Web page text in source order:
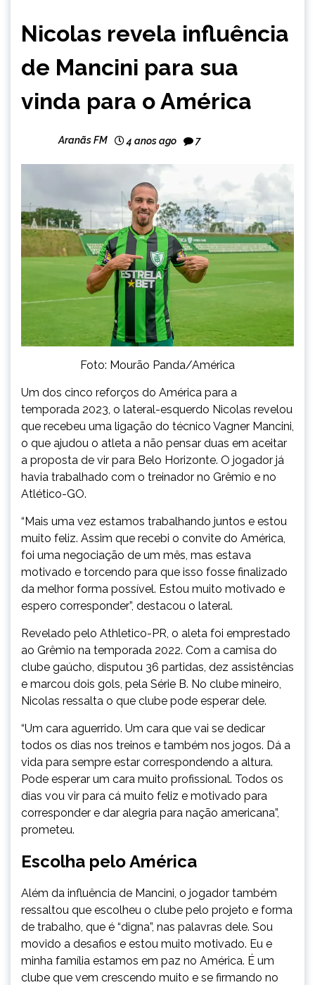
Nicolas revela influência
de Mancini para sua
vinda para o América
Aranãs FM 4 anos ago 7
Foto: Mourão Panda/América
Um dos cinco reforços do América para a
temporada 2023, o lateral-esquerdo Nicolas revelou
que recebeu uma ligação do técnico Vagner Mancini,
o que ajudou o atleta a não pensar duas em aceitar
a proposta de vir para Belo Horizonte. O jogador já
havia trabalhado com o treinador no Grêmio e no
Atlético-GO.
“Mais uma vez estamos trabalhando juntos e estou
muito feliz. Assim que recebi o convite do América,
foi uma negociação de um mês, mas estava
motivado e torcendo para que isso fosse finalizado
da melhor forma possível. Estou muito motivado e
espero corresponder”, destacou o lateral.
Revelado pelo Athletico-PR, o aleta foi emprestado
ao Grêmio na temporada 2022. Com a camisa do
clube gaúcho, disputou 36 partidas, dez assistências
e marcou dois gols, pela Série B. No clube mineiro,
Nicolas ressalta o que clube pode esperar dele.
“Um cara aguerrido. Um cara que vai se dedicar
todos os dias nos treinos e também nos jogos. Dá a
vida para sempre estar correspondendo a altura.
Pode esperar um cara muito profissional. Todos os
dias vou vir para cá muito feliz e motivado para
corresponder e dar alegria para nação americana”,
prometeu.
Escolha pelo América
Além da influência de Mancini, o jogador também
ressaltou que escolheu o clube pelo projeto e forma
de trabalho, que é “digna”, nas palavras dele. Sou
movido a desafios e estou muito motivado. Eu e
minha família estamos em paz no América. É um
clube que vem crescendo muito e se firmando no